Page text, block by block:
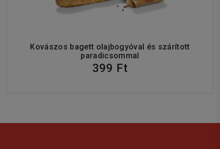
Kovászos bagett olajbogyóval és szárított
paradicsommal
399 Ft